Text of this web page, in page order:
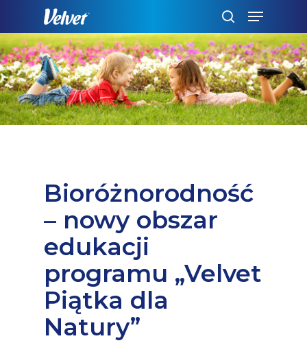
main
content
szukaj
Menu
Bioróżnorodność
– nowy obszar
edukacji
programu „Velvet
Piątka dla
Natury”